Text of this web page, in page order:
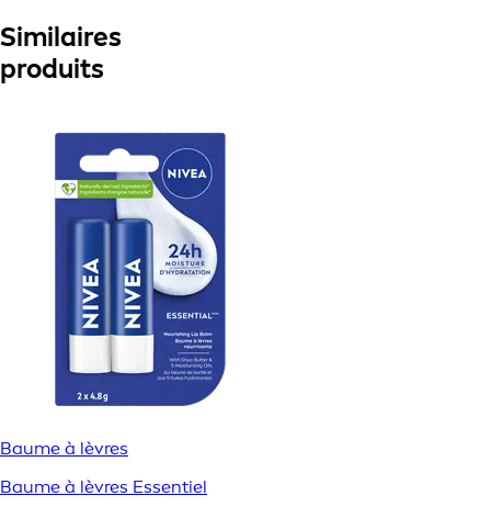
Similaires
produits
Baume à lèvres
Baume à lèvres Essentiel